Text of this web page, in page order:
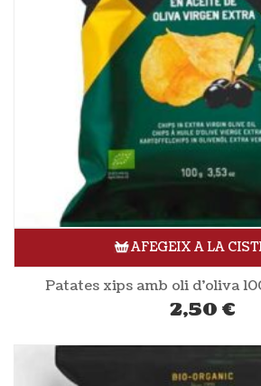
AFEGEIX A LA
Patates xips amb oli d’oliva
2,50 €